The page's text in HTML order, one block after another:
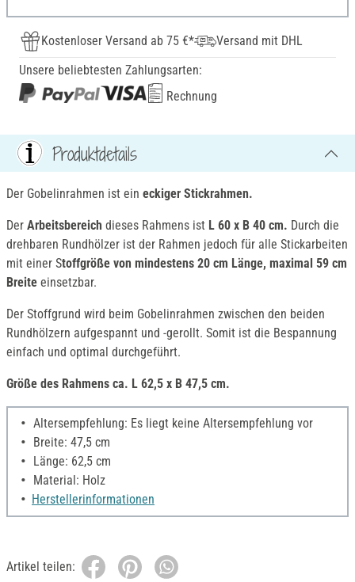
Kostenloser Versand ab 75 €*
Versand mit DHL
Unsere beliebtesten Zahlungsarten:
Rechnung
Produktdetails
Der Gobelinrahmen ist ein eckiger Stickrahmen.
Der Arbeitsbereich dieses Rahmens ist L 60 x B 40 cm. Durch die
drehbaren Rundhölzer ist der Rahmen jedoch für alle Stickarbeiten
mit einer Stoffgröße von mindestens 20 cm Länge, maximal 59 cm
Breite einsetzbar.
Der Stoffgrund wird beim Gobelinrahmen zwischen den beiden
Rundhölzern aufgespannt und -gerollt. Somit ist die Bespannung
einfach und optimal durchgeführt.
Größe des Rahmens ca. L 62,5 x B 47,5 cm.
Altersempfehlung: Es liegt keine Altersempfehlung vor
Breite: 47,5 cm
Länge: 62,5 cm
Material: Holz
Herstellerinformationen
Artikel teilen: